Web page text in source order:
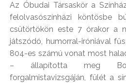
Az Óbudai Társaskör a
felolvasószínházi köntösbe
csütörtökön este 7 órakor a
játszódó, humorral-iróniával
804-es számú vonat most
– állapította meg
forgalmistavizsgáján, fülét a